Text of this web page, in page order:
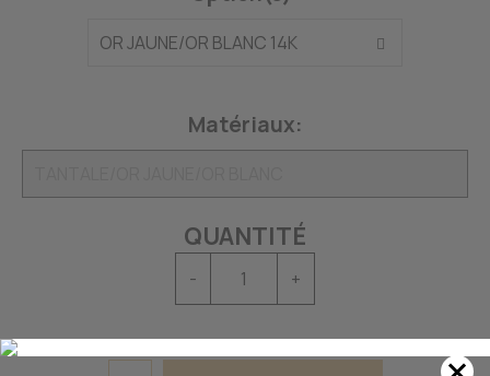
Matériaux:
QUANTITÉ
- +